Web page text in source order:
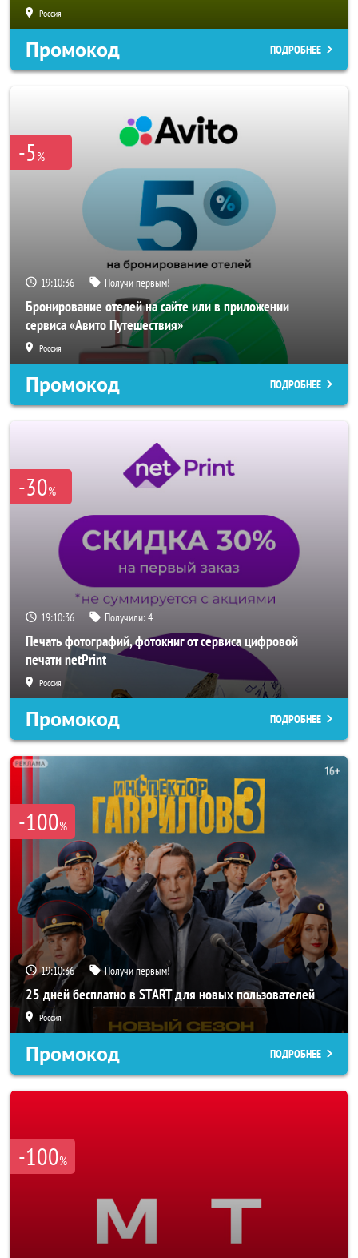
Россия
Промокод ПОДРОБНЕЕ
-5%
19:10:34 Получи первым!
Бронирование отелей на сайте или в приложении
сервиса «Авито Путешествия»
Россия
Промокод ПОДРОБНЕЕ
-30%
19:10:34 Получили:4
Печать фотографий, фотокниг от сервиса цифровой
печати netPrint
Россия
Промокод ПОДРОБНЕЕ
-100%
19:10:34 Получи первым!
25 дней бесплатно в START для новых пользователей
Россия
Промокод ПОДРОБНЕЕ
-100%